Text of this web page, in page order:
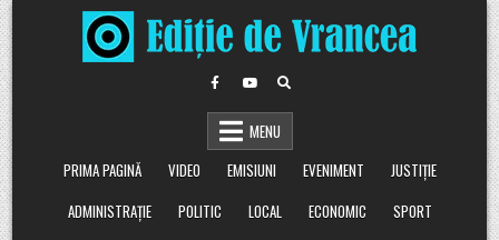
Skip
to
content
MENU
PRIMA PAGINĂ
VIDEO EMISIUNI EVENIMENT
JUSTIȚIE
ADMINISTRAȚIE
POLITIC LOCAL ECONOMIC
SPORT